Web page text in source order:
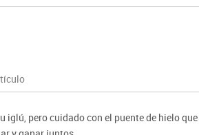
pero cuidado con el puente de hielo